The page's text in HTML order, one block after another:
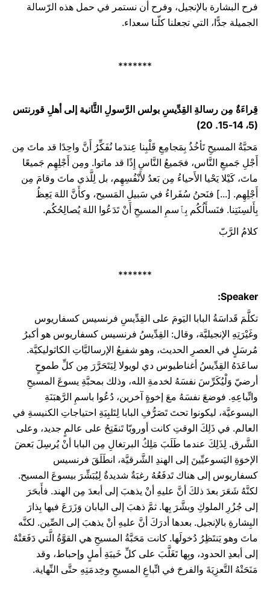
فرح البشارة بالإنجيل، وفرح أن نستمر في حمل هذه الرّسالة
الجميلة جدًّا، التي تجعلنا كلّنا سعداء.
*******
قِراءَةٌ مِن رسالةِ القِدِّيسِ بولس الرَّسولِ الثَّانية إلى أهلِ قورنتس
(5، 14-15. 20)
مَحبَّةُ المسيحِ تَأخُذُ بِمَجامِعِ قَلْبِنا عِندَما نُفَكِّرُ أَنَّ واحِدًا قد ماتَ مِن
أَجْلِ جَميعِ النَّاس، فجَميعُ النَّاسِ إِذًا قد ماتوا. ومِن أَجْلِهِم جَميعًا
ماتَ، كَيْلا يَحْيا الأَحياءُ مِن بَعدُ لأَنْفُسِهِم، بل لِلَّذي ماتَ وقامَ مِن
أَجْلِهِم. [...] فنَحنُ سُفَراءُ في سَبيلِ المَسيح، وكأَنَّ اللهَ يَعِظُ
بِأَلسِنَتِنا. فنَسأَلُكُم بِٱسمِ المسيحِ أَنْ تَدَعُوا اللهَ يُصالِحُكُم.
كلامُ الرَّبّ
*******
Speaker:
تكلَّمَ قَداسَةُ البابا اليَومَ على القِدِّيسِ فرنسيس كسفاريوس
وغَيْرَتِهِ الإنجيليَّة، وقال: القِدِّيسُ فرنسيس كسفاريوس هو أكبرُ
مُرسَلٍ في العصرِ الحديث، وهو شفيعُ الإرساليَّاتِ الكاثوليكيَّة.
ساعَدَهُ القِدِّيسُ أغناطيوس دي لويولا لِيَتَحَرَّرَ مِن كلِّ طموحٍ
أرضيّ وَلْيُكَرِّسَ نفسَهُ لخدمةِ الله، وذلك بمحبَّةِ يسوعَ المسيحِ
واتِّباعِهِ. فوضعَ نفسَهُ معَ إخوةٍ آخرين، دُعُوا باسمِ الرَّهبَنَةِ
اليسوعيَّة، ليكونوا تحتَ تَصَرُّفِ البابا لِتَلبِيَةِ احتياجاتِ الكنيسةِ في
العالم. في ذَلِكَ الوقتِ كانت أوروبّا تَنفَتِحُ على عالمٍ جديد، وعلى
الشَّرق. لِذَلِكَ عندما طَلَبَ مَلِكُ البرتغالِ مِن البابا أنْ يُرسِلَ بَعضَ
الإخوَةِ اليَسوعيِّينَ إلى الهندِ الشَّرقيَّة، انطَلَقَ فرنسيس
كسفاريوس إلى هناك تَدفَعُهُ رغبَةٌ شديدةٌ لِيُبَشِّرَ بيسوعَ المسيح.
لكنَّهُ شَعَرَ بعدَ ذلكَ أنَّ عليهِ أنْ يذهبَ إلى أبعدَ مِن الهند. فأَبحَرَ
إلى جُزُرِ الملوكِ وبشَّرَ بِها. ثمَّ ذهبَ إلى اليابان وَزَرَعَ فيها بِذارَ
البِشارةِ بالإنجيل. بعدها أدرَكَ أنَّ عليهِ أنْ يذهبَ إلى الصِّين. لكنَّه
ماتَ وهو يَنتَظِرُ دُخولَها. كانت مَحَبَّةُ المسيحِ هي القوَّةُ الَّتي دَفَعَتْهُ
إلى أبعدِ الحدود، وبِها تَغَلَّبَ على كلِّ خَيبَةِ أملٍ وإحباط، وقد
مَنَحَتْهُ التَّعزِيَةَ والفرحَ في اتِّباعِ المسيحِ وخِدمَتِهِ حتَّى النِّهاية.